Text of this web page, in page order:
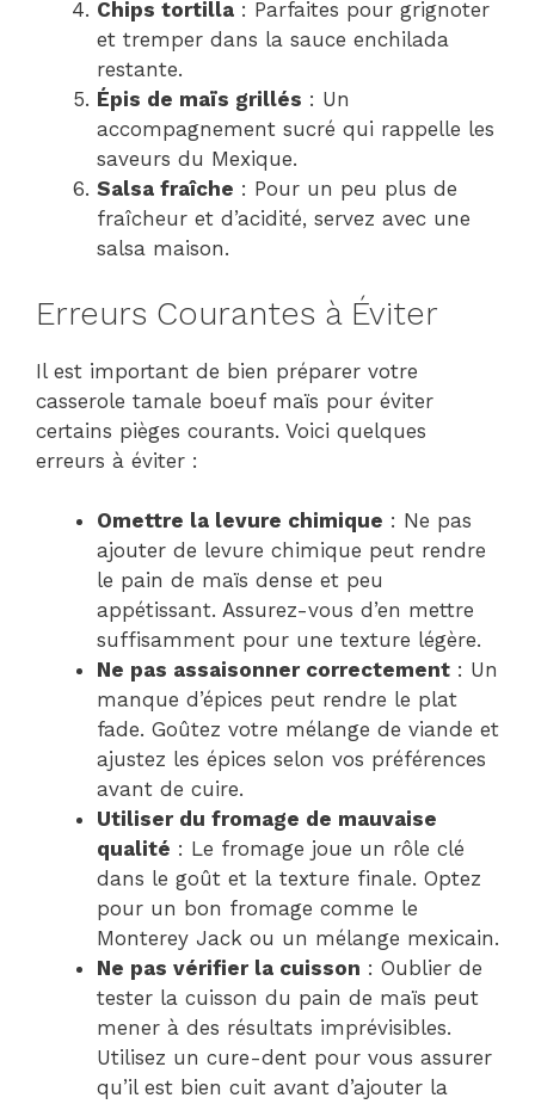
Chips tortilla : Parfaites pour grignoter
et tremper dans la sauce enchilada
restante.
Épis de maïs grillés : Un
accompagnement sucré qui rappelle les
saveurs du Mexique.
Salsa fraîche : Pour un peu plus de
fraîcheur et d’acidité, servez avec une
salsa maison.
Erreurs Courantes à Éviter
Il est important de bien préparer votre
casserole tamale boeuf maïs pour éviter
certains pièges courants. Voici quelques
erreurs à éviter :
Omettre la levure chimique : Ne pas
ajouter de levure chimique peut rendre
le pain de maïs dense et peu
appétissant. Assurez-vous d’en mettre
suffisamment pour une texture légère.
Ne pas assaisonner correctement : Un
manque d’épices peut rendre le plat
fade. Goûtez votre mélange de viande et
ajustez les épices selon vos préférences
avant de cuire.
Utiliser du fromage de mauvaise
qualité : Le fromage joue un rôle clé
dans le goût et la texture finale. Optez
pour un bon fromage comme le
Monterey Jack ou un mélange mexicain.
Ne pas vérifier la cuisson : Oublier de
tester la cuisson du pain de maïs peut
mener à des résultats imprévisibles.
Utilisez un cure-dent pour vous assurer
qu’il est bien cuit avant d’ajouter la